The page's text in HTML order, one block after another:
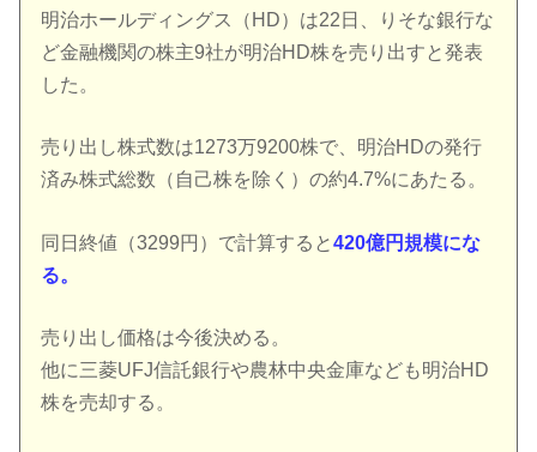
明治ホールディングス（HD）は22日、りそな銀行な
ど金融機関の株主9社が明治HD株を売り出すと発表
した。
売り出し株式数は1273万9200株で、明治HDの発行
済み株式総数（自己株を除く）の約4.7%にあたる。
同日終値（3299円）で計算すると420億円規模にな
る。
売り出し価格は今後決める。
他に三菱UFJ信託銀行や農林中央金庫なども明治HD
株を売却する。